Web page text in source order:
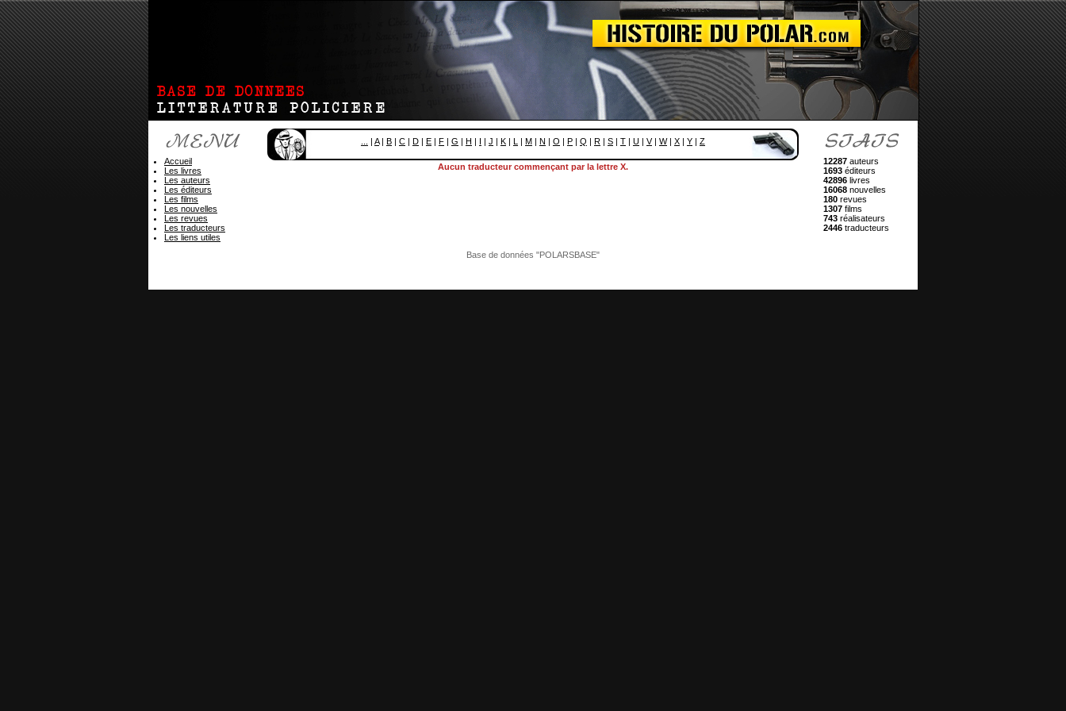
| A| B | C | D | E | F | G | H | I | J | K | L | M | N | O | P | Q | R | S | T | U | V| W| X | Y | Z
Aucun traducteur commençant par la lettre X.
Accueil
Les livres
Les auteurs
Les éditeurs
Les films
Les nouvelles
Les revues
Les traducteurs
Les liens utiles
12287 auteurs
1693 éditeurs
42896 livres
16068 nouvelles
180 revues
1307 films
743 réalisateurs
2446 traducteurs
Base de données "POLARSBASE"